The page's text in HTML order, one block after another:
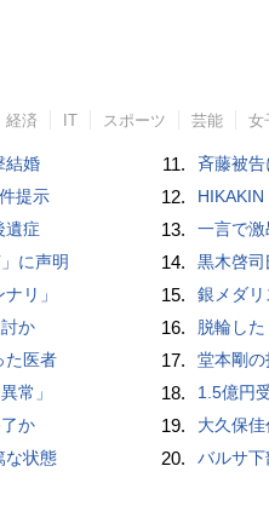
経済 IT スポーツ 芸能 女
結婚
提示
遺症
に声明
リ」
か
た医者
常」
か
な状態
11. 斉藤被
12.
13. 一言で
14. 黒木啓
15. 銀メダ
16. 脱輪し
17. 堂本剛の
18. 1.5億円
19. 大久保
20. バルサ